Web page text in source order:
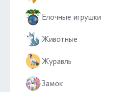
Елочные игрушки
Животные
Журавль
Замок